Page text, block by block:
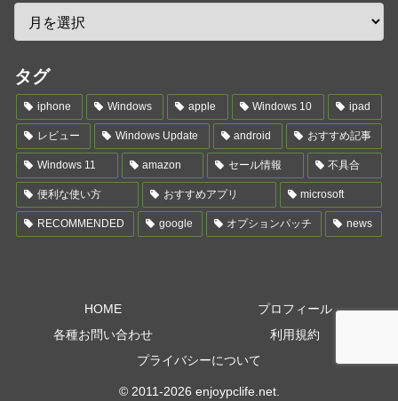
タグ
iphone Windows apple Windows 10 ipad
レビュー Windows Update android おすすめ記事
Windows 11 amazon セール情報 不具合
便利な使い方 おすすめアプリ microsoft
RECOMMENDED google オプションパッチ news
HOME
プロフィール
各種お問い合わせ
利用規約
プライバシーについて
© 2011-2026 enjoypclife.net.